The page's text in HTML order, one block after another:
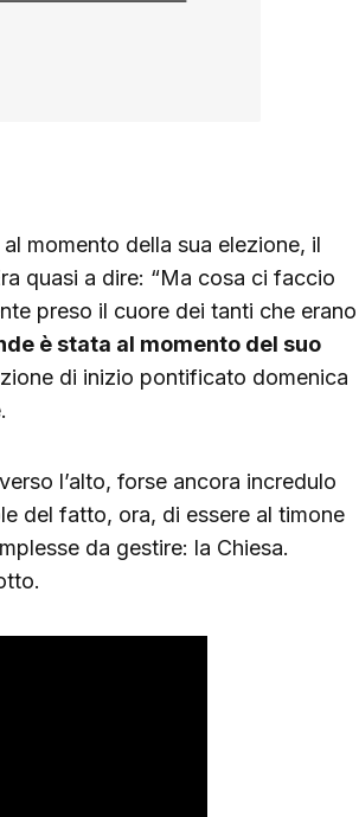
al momento della sua elezione, il
quasi a dire: “Ma cosa ci faccio
preso il cuore dei tanti che erano
è stata al momento del suo
di inizio pontificato domenica
l’alto, forse ancora incredulo
del fatto, ora, di essere al timone
da gestire: la Chiesa.